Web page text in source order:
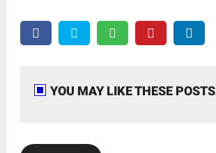
YOU MAY LIKE THESE POSTS